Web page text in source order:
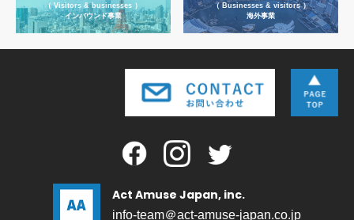
（ Visitors & businesses ）
インバウンド事業
（ Businesses & visitors ）
海外事業
Act Amuse Japan, inc.
info-team＠act-amuse-japan.co.jp